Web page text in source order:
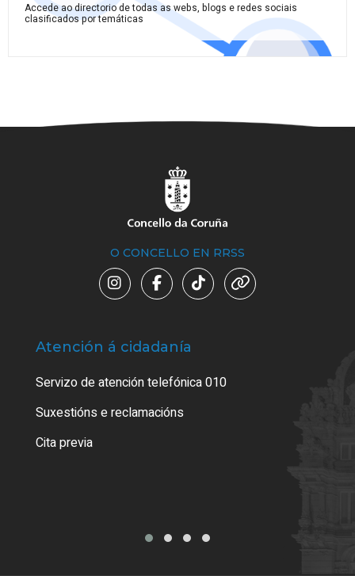
Accede ao directorio de todas as webs, blogs e redes sociais
clasificados por temáticas
O CONCELLO EN RRSS
Atención á cidadanía
Servizo de atención telefónica 010
Suxestións e reclamacións
Cita previa